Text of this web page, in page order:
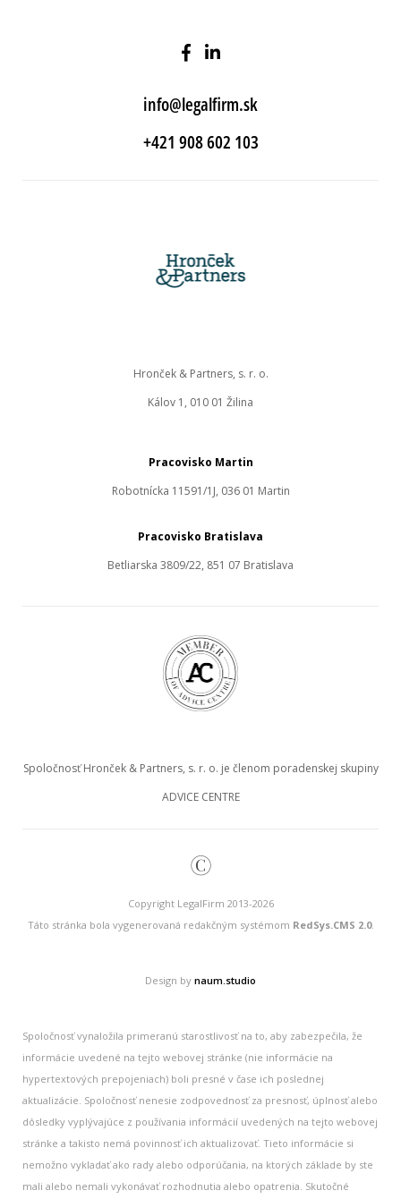
info@legalfirm.sk
+421 908 602 103
Pracovisko Martin
Robotnícka 11591/1J, 036 01 Martin
Hronček & Partners, s. r. o.
Kálov 1, 010 01 Žilina
Pracovisko Bratislava
Betliarska 3809/22, 851 07 Bratislava
Spoločnosť Hronček & Partners, s. r. o. je členom poradenskej skupiny
ADVICE CENTRE
©
Copyright LegalFirm 2013-2026
Táto stránka bola vygenerovaná redakčným systémom RedSys.CMS 2.0.
Design by naum.studio
Spoločnosť vynaložila primeranú starostlivosť na to, aby zabezpečila, že
informácie uvedené na tejto webovej stránke (nie informácie na
hypertextových prepojeniach) boli presné v čase ich poslednej
aktualizácie. Spoločnosť nenesie zodpovednosť za presnosť, úplnosť alebo
dôsledky vyplývajúce z používania informácií uvedených na tejto webovej
stránke a takisto nemá povinnosť ich aktualizovať. Tieto informácie si
nemožno vykladať ako rady alebo odporúčania, na ktorých základe by ste
mali alebo nemali vykonávať rozhodnutia alebo opatrenia. Skutočné